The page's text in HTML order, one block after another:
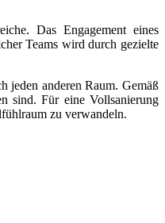
Das Engagement eines
Teams wird durch gezielte
jeden anderen Raum. Gemäß
sind. Für eine Vollsanierung
zu verwandeln.